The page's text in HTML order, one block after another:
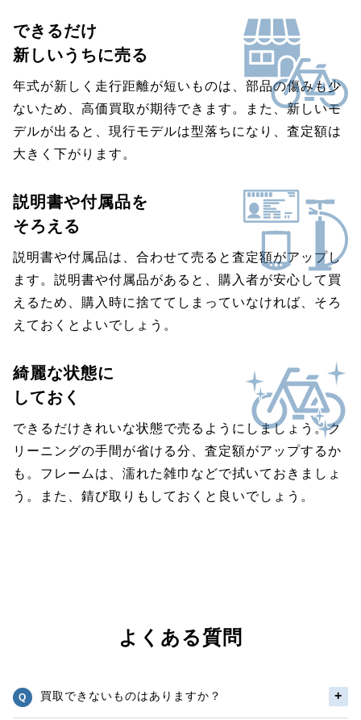
できるだけ
新しいうちに売る
年式が新しく走行距離が短いものは、部品の傷みも少
ないため、高価買取が期待できます。また、新しいモ
デルが出ると、現行モデルは型落ちになり、査定額は
大きく下がります。
説明書や付属品を
そろえる
説明書や付属品は、合わせて売ると査定額がアップし
ます。説明書や付属品があると、購入者が安心して買
えるため、購入時に捨ててしまっていなければ、そろ
えておくとよいでしょう。
綺麗な状態に
しておく
できるだけきれいな状態で売るようにしましょう。ク
リーニングの手間が省ける分、査定額がアップするか
も。フレームは、濡れた雑巾などで拭いておきましょ
う。また、錆び取りもしておくと良いでしょう。
よくある質問
買取できないものはありますか？